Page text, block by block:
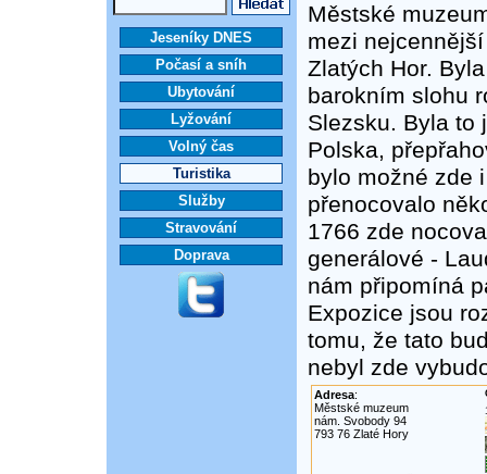
Jeseníky DNES
Počasí a sníh
Ubytování
Lyžování
Volný čas
Turistika
Služby
Stravování
Doprava
Městské
mezi
Zlatých Hor.
barokním slohu
Slezsku. Byla to
Polska,
bylo možné zde
přenocovalo
1766 zde
generálové -
nám připomíná
Expozice jsou
tomu, že tato
nebyl zde
Adresa:
Městské muzeum
nám. Svobody 94
793 76 Zlaté Hory